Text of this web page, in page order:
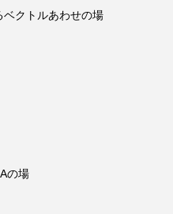
ベクトルあわせの場
の場